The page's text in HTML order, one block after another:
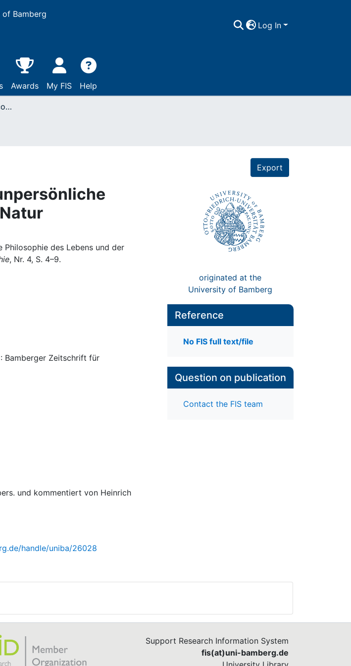
Bamberg
Log In
Awards My FIS Help
Kurasha, Jameson: Jacobsen's unpersönliche Philosophie des Lebens und der Natur
Export
Philosophie des Lebens und der
, Nr. 4, S. 4–9.
originated at the
University of Bamberg
Bamberger Zeitschrift für
und kommentiert von Heinrich
handle/uniba/26028
Reference
No FIS full text/file
Question on publication
Contact the FIS team
Support Research Information System
fis(at)uni-bamberg.de